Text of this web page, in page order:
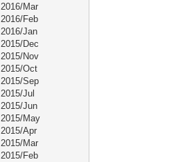
2016/Mar
2016/Feb
2016/Jan
2015/Dec
2015/Nov
2015/Oct
2015/Sep
2015/Jul
2015/Jun
2015/May
2015/Apr
2015/Mar
2015/Feb